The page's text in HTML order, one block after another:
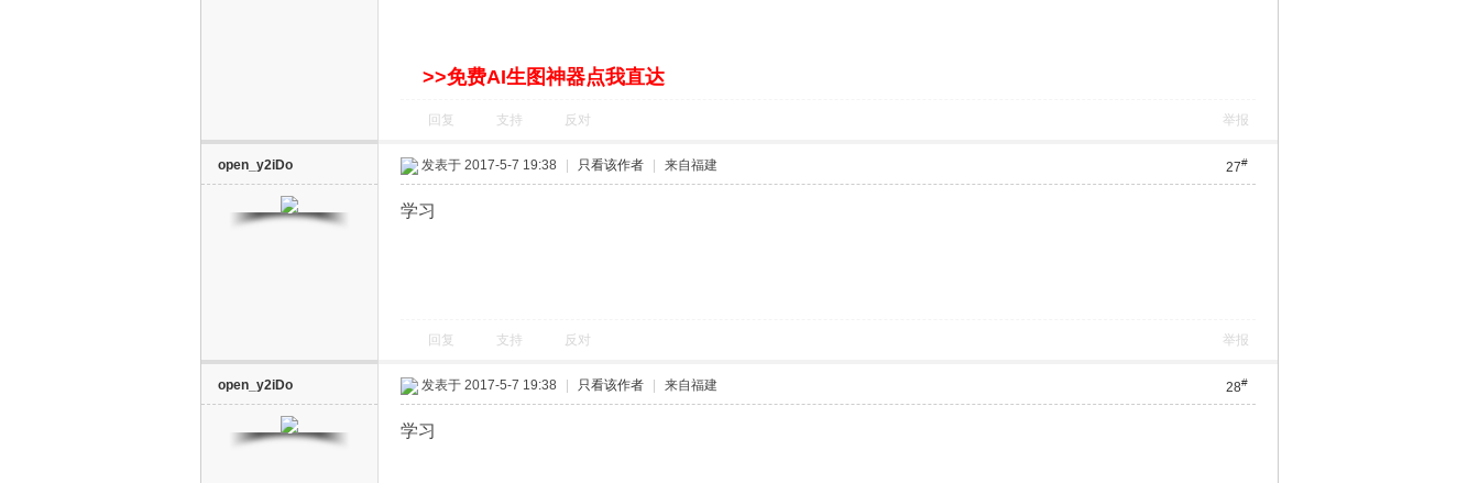
>>免费AI生图神器点我直达
回复 支持 反对 举报
open_y2iDo 27#
发表于 2017-5-7 19:38 只看该作者 来自福建
学习
回复 支持 反对 举报
open_y2iDo 28#
发表于 2017-5-7 19:38 只看该作者 来自福建
学习